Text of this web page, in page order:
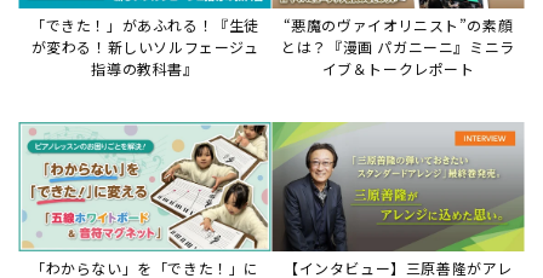
「できた！」があふれる！『生徒
が変わる！新しいソルフェージュ
指導の教科書』
“悪魔のヴァイオリニスト”の素顔
とは？『漫画 パガニーニ』ミニラ
イブ＆トークレポート
「わからない」を「できた！」に
【インタビュー】三原善隆がアレ